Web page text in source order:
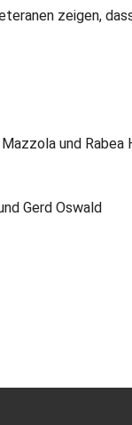
3:
Veteranen
zeigen,
und
Gerd Oswald